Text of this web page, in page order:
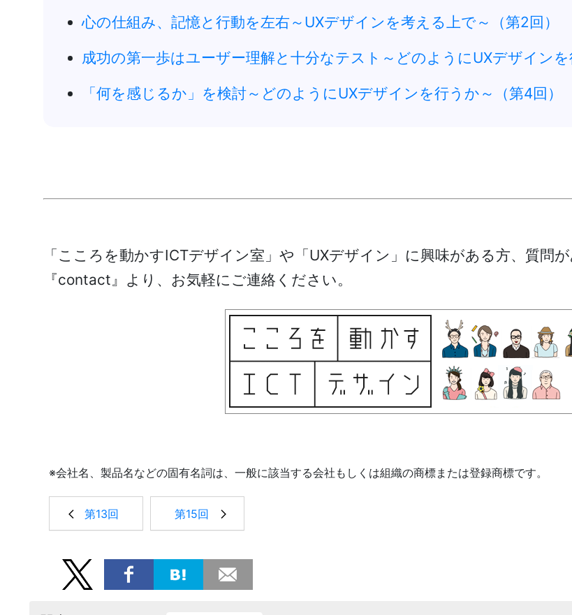
心の仕組み、記憶と行動を左右～UXデザインを考える上で～（第2回）
成功の第一歩はユーザー理解と十分なテスト～どのようにUXデザインを
「何を感じるか」を検討～どのようにUXデザインを行うか～（第4回）
「こころを動かすICTデザイン室」や「UXデザイン」に興味がある方、質問
『contact』より、お気軽にご連絡ください。
※会社名、製品名などの固有名詞は、一般に該当する会社もしくは組織の商標または登録商標です。
第13回 第15回